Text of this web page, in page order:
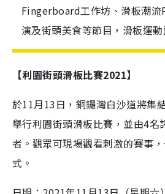
Fingerboard工作坊、滑板潮
演及街頭美食等節目，滑板運動
【利園街頭滑板比賽2021】
於11月13日，銅鑼灣白沙道將集
舉行利園街頭滑板比賽，並由4名
者。觀眾可現場觀看刺激的賽事
式。